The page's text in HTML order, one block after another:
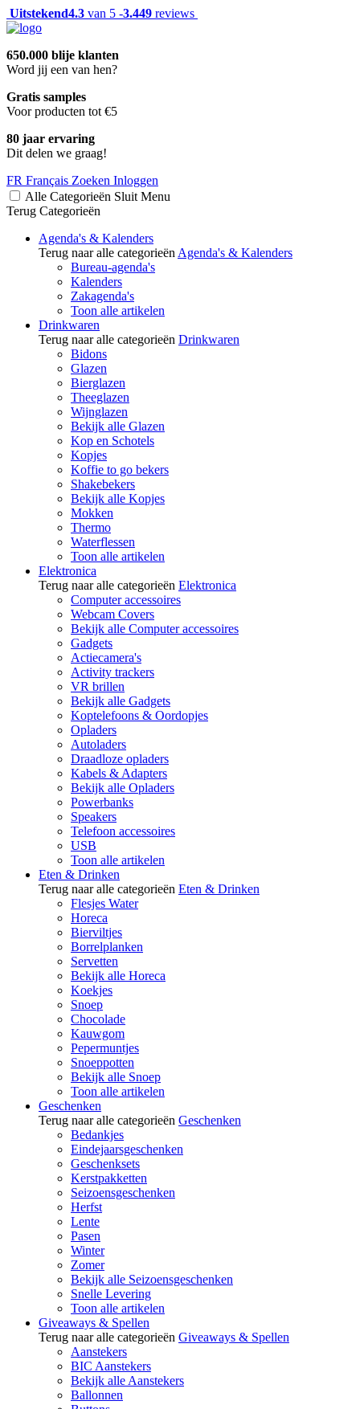
Uitstekend4.3 van 5 -3.449 reviews
650.000 blije klanten
Word jij een van hen?
Gratis samples
Voor producten tot €5
80 jaar ervaring
Dit delen we graag!
FR Français Zoeken Inloggen
Alle Categorieën Sluit Menu
Terug Categorieën
Agenda's & Kalenders
Terug naar alle categorieën Agenda's & Kalenders
Bureau-agenda's
Kalenders
Zakagenda's
Toon alle artikelen
Drinkwaren
Terug naar alle categorieën Drinkwaren
Bidons
Glazen
Bierglazen
Theeglazen
Wijnglazen
Bekijk alle Glazen
Kop en Schotels
Kopjes
Koffie to go bekers
Shakebekers
Bekijk alle Kopjes
Mokken
Thermo
Waterflessen
Toon alle artikelen
Elektronica
Terug naar alle categorieën Elektronica
Computer accessoires
Webcam Covers
Bekijk alle Computer accessoires
Gadgets
Actiecamera's
Activity trackers
VR brillen
Bekijk alle Gadgets
Koptelefoons & Oordopjes
Opladers
Autoladers
Draadloze opladers
Kabels & Adapters
Bekijk alle Opladers
Powerbanks
Speakers
Telefoon accessoires
USB
Toon alle artikelen
Eten & Drinken
Terug naar alle categorieën Eten & Drinken
Flesjes Water
Horeca
Bierviltjes
Borrelplanken
Servetten
Bekijk alle Horeca
Koekjes
Snoep
Chocolade
Kauwgom
Pepermuntjes
Snoeppotten
Bekijk alle Snoep
Toon alle artikelen
Geschenken
Terug naar alle categorieën Geschenken
Bedankjes
Eindejaarsgeschenken
Geschenksets
Kerstpakketten
Seizoensgeschenken
Herfst
Lente
Pasen
Winter
Zomer
Bekijk alle Seizoensgeschenken
Snelle Levering
Toon alle artikelen
Giveaways & Spellen
Terug naar alle categorieën Giveaways & Spellen
Aanstekers
BIC Aanstekers
Bekijk alle Aanstekers
Ballonnen